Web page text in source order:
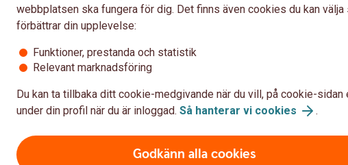
och mobilbanken kan du enkelt och säkert
aldrig privata uppgifter via e-post
webbplatsen ska fungera för dig. Det finns även cookies du kan välja
förbättrar din upplevelse:
Funktioner, prestanda och statistik
Relevant marknadsföring
Du kan ta tillbaka ditt cookie-medgivande när du vill, på cookie-sidan
under din profil när du är inloggad. Så hanterar vi cookies .
Godkänn alla cookies